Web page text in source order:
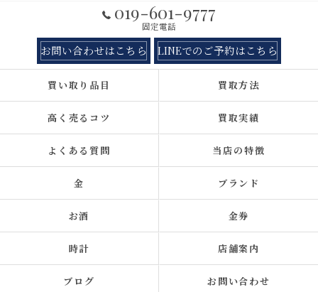
019-601-9777
固定電話
お問い合わせはこちら LINEでのご予約はこちら
買い取り品目 買取方法
高く売るコツ 買取実績
よくある質問 当店の特徴
金 ブランド
お酒 金券
時計 店舗案内
ブログ お問い合わせ